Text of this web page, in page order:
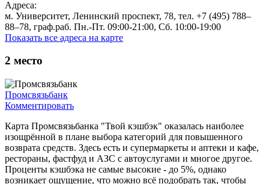
Адреса:
м. Университет, Ленинский проспект, 78, тел. +7 (495) 788‒
88‒78, граф.раб. Пн.-Пт. 09:00-21:00, Сб. 10:00-19:00
Показать все адреса на карте
2 место
Промсвязьбанк
Комментировать
Карта Промсвязьбанка "Твой кэшбэк" оказалась наиболее
изощрённой в плане выбора категорий для повышенного
возврата средств. Здесь есть и супермаркеты и аптеки и кафе,
рестораны, фастфуд и АЗС с автоуслугами и многое другое.
Проценты кэшбэка не самые высокие - до 5%, однако
возникает ощущение, что можно всё подобрать так, чтобы